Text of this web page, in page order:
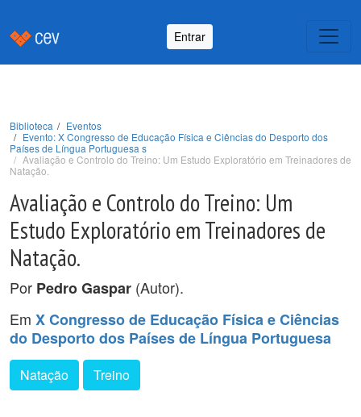
Entrar
Biblioteca
Eventos
Evento: X Congresso de Educação Física e Ciências do Desporto dos
Países de Língua Portuguesa s
Avaliação e Controlo do Treino: Um Estudo Exploratório em Treinadores de
Natação.
Avaliação e Controlo do Treino: Um
Estudo Exploratório em Treinadores de
Natação.
Por Pedro Gaspar (Autor).
Em X Congresso de Educação Física e Ciências
do Desporto dos Países de Língua Portuguesa
Natação Treino